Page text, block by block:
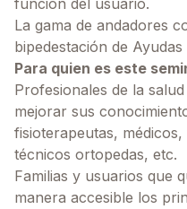
función del usuario.
La gama de andadores
bipedestación de Ayudas
Para quien es este
Profesionales de la
mejorar sus
fisioterapeutas,
técnicos ortopedas, etc.
Familias y usuarios que
manera accesible los